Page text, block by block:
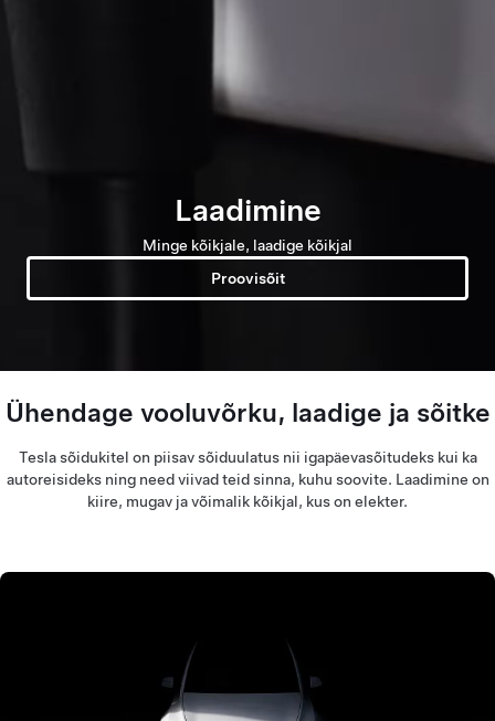
Laadimine
Minge kõikjale, laadige kõikjal
Proovisõit
Ühendage vooluvõrku, laadige ja sõitke
Tesla sõidukitel on piisav sõiduulatus nii igapäevasõitudeks kui ka
autoreisideks ning need viivad teid sinna, kuhu soovite. Laadimine on
kiire, mugav ja võimalik kõikjal, kus on elekter.